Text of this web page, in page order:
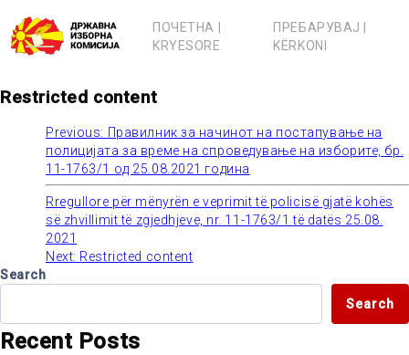
content
ПОЧЕТНА |
KRYESORE
ПРЕБАРУВАЈ |
KËRKONI
Restricted content
Post
navigation
Previous: Правилник за начинот на постапување на
полицијата за време на спроведување на изборите, бр.
11-1763/1 од 25.08.2021 година
Rregullore për mënyrën e veprimit të policisë gjatë kohës
së zhvillimit të zgjedhjeve, nr. 11-1763/1 të datës 25.08.
2021
Next: Restricted content
Search
Search
Recent Posts